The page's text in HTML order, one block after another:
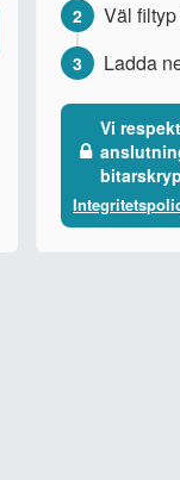
2 Väl
3 Ladda
Vi